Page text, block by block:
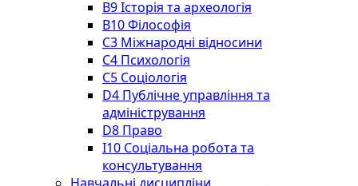
B9 Історія та археологія
B10 Філософія
C3 Міжнародні відносини
C4 Психологія
С5 Соціологія
D4 Публічне управління та
адміністрування
D8 Право
I10 Соціальна робота та
консультування